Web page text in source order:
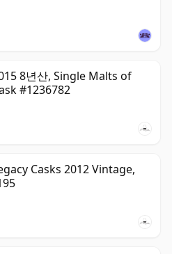
8년산, Single Malts of
#1236782
Casks 2012 Vintage,